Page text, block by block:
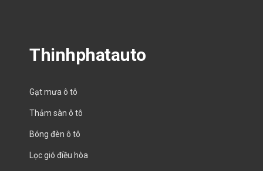
Thinhphatauto
Gạt mưa ô tô
Thảm sàn ô tô
Bóng đèn ô tô
Lọc gió điều hòa